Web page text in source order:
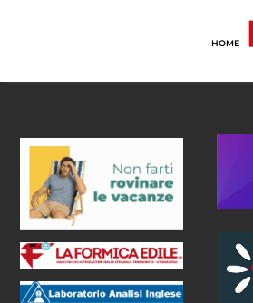
HOME